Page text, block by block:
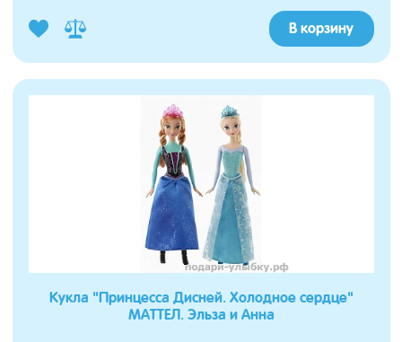
В корзину
Кукла "Принцесса Дисней. Холодное сердце"
МАТТЕЛ. Эльза и Анна